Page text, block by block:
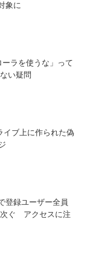
象に
ーラを使うな」って
い疑問
イブ上に作られた偽
登録ユーザー全員
ぐ アクセスに注